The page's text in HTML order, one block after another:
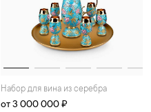
Набор для вина из серебра
от 3 000 000 ₽